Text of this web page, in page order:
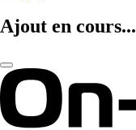
Ajout en cours...